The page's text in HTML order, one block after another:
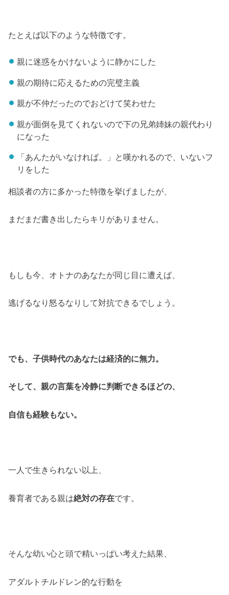
たとえば以下のような特徴です。
親に迷惑をかけないように静かにした
親の期待に応えるための完璧主義
親が不仲だったのでおどけて笑わせた
親が面倒を見てくれないので下の兄弟姉妹の親代わり
になった
「あんたがいなければ。」と嘆かれるので、いないフ
リをした
相談者の方に多かった特徴を挙げましたが、
まだまだ書き出したらキリがありません。
もしも今、オトナのあなたが同じ目に遭えば、
逃げるなり怒るなりして対抗できるでしょう。
でも、子供時代のあなたは経済的に無力。
そして、親の言葉を冷静に判断できるほどの、
自信も経験もない。
一人で生きられない以上、
養育者である親は絶対の存在です。
そんな幼い心と頭で精いっぱい考えた結果、
アダルトチルドレン的な行動を